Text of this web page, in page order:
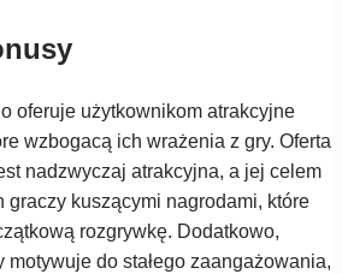
oferuje użytkownikom atrakcyjne
wzbogacą ich wrażenia z gry. Oferta
nadzwyczaj atrakcyjna, a jej celem
graczy kuszącymi nagrodami, które
rozgrywkę. Dodatkowo,
do stałego zaangażowania,